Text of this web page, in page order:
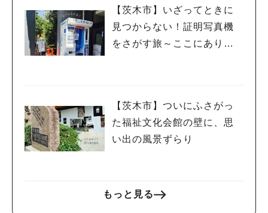
【茨木市】いざってときに
見つからない！証明写真機
をさがす旅～ここにありま
【茨木市】ついにふさがっ
た福祉文化会館の壁に、思
い出の風景ずらり
もっと見る